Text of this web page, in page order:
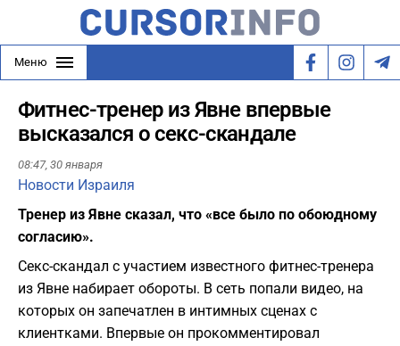
Меню
Фитнес-тренер из Явне впервые
высказался о секс-скандале
08:47, 30 января
Новости Израиля
Тренер из Явне сказал, что «все было по обоюдному
согласию».
Секс-скандал с участием известного фитнес-тренера
из Явне набирает обороты. В сеть попали видео, на
которых он запечатлен в интимных сценах с
клиентками. Впервые он прокомментировал